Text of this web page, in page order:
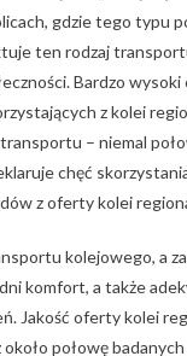
gdzie tego typu
ten rodzaj
Bardzo
z kolei
– niemal
chęć
z oferty kolei
kolejowego, a
komfort, a także
Jakość oferty kolei
połowę